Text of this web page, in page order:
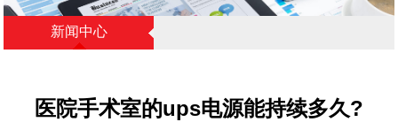
新闻中心
医院手术室的ups电源能持续多久?